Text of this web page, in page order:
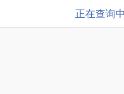
正在查询中